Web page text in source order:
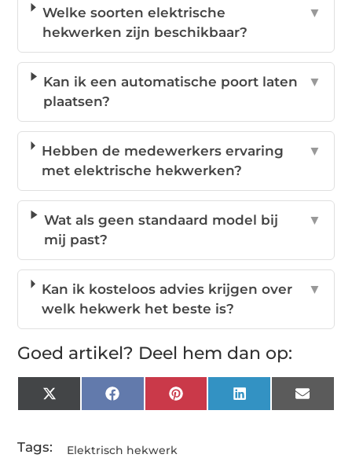
Welke soorten elektrische
hekwerken zijn beschikbaar?
▼
Kan ik een automatische poort laten
plaatsen?
▼
Hebben de medewerkers ervaring
met elektrische hekwerken?
▼
Wat als geen standaard model bij
mij past?
▼
Kan ik kosteloos advies krijgen over
welk hekwerk het beste is?
▼
Goed artikel? Deel hem dan op:
X
(Twitter)
FacebookPinterestLinkedInEmail
Tags: Elektrisch hekwerk